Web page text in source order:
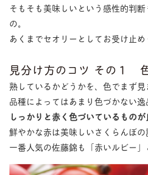
そもそも美味しいという感性的判
の。
あくまでセオリーとしてお受け止め
見分け方のコツ その１ 色
熟しているかどうかを、色でまず見
品種によってはあまり色づかない逸
しっかりと赤く色づいているものが
鮮やかな赤は美味しいさくらんぼの
一番人気の佐藤錦も「赤いルビー」